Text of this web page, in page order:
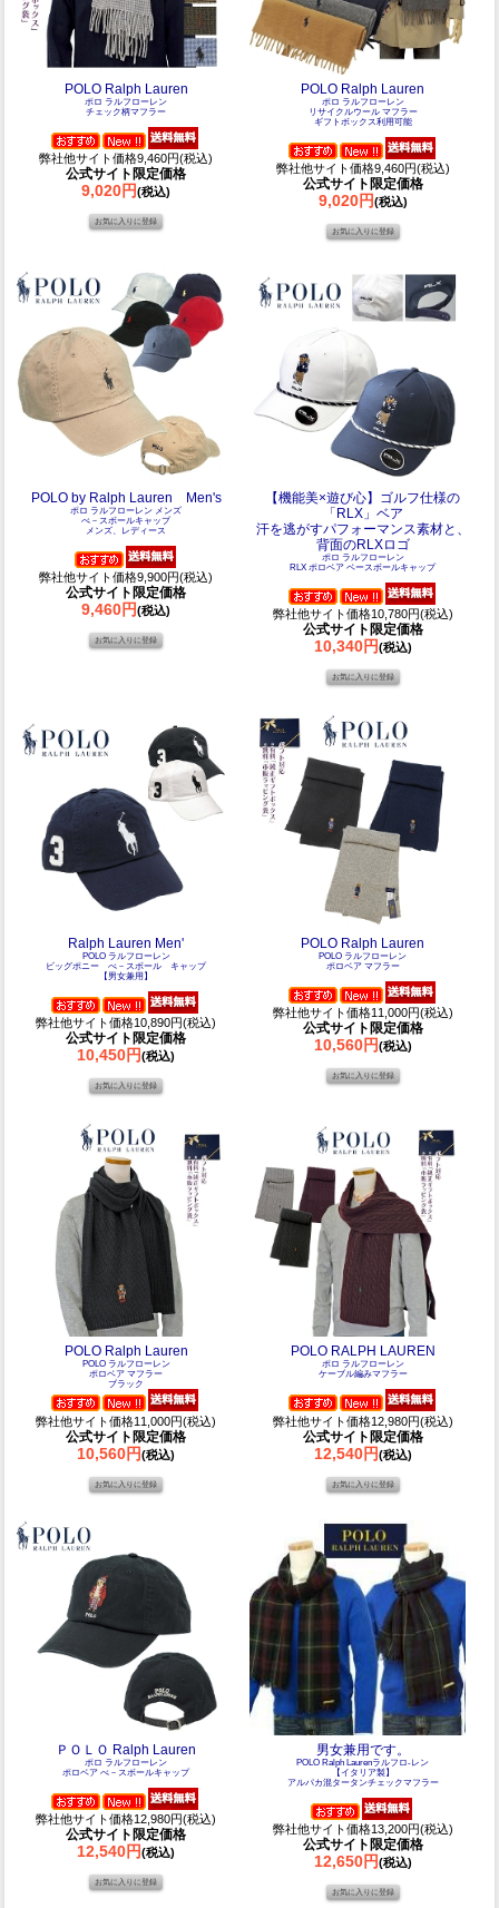
POLO Ralph Lauren
ポロ ラルフローレン
チェック柄マフラー
弊社他サイト価格9,460円(税込)
公式サイト限定価格
9,020円(税込)
POLO Ralph Lauren
ポロ ラルフローレン
リサイクルウール マフラー
ギフトボックス利用可能
弊社他サイト価格9,460円(税込)
公式サイト限定価格
9,020円(税込)
POLO by Ralph Lauren Men's
ポロ ラルフローレン メンズ
べ－スボールキャップ
メンズ、レディース
弊社他サイト価格9,900円(税込)
公式サイト限定価格
9,460円(税込)
【機能美×遊び心】ゴルフ仕様の
「RLX」ベア
汗を逃がすパフォーマンス素材と、
背面のRLXロゴ
ポロ ラルフローレン
RLX ポロベア ベースボールキャップ
弊社他サイト価格10,780円(税込)
公式サイト限定価格
10,340円(税込)
Ralph Lauren Men'
POLO ラルフローレン
ビッグポニー べ－スボール キャップ
【男女兼用】
弊社他サイト価格10,890円(税込)
公式サイト限定価格
10,450円(税込)
POLO Ralph Lauren
POLO ラルフローレン
ポロベア マフラー
弊社他サイト価格11,000円(税込)
公式サイト限定価格
10,560円(税込)
POLO Ralph Lauren
POLO ラルフローレン
ポロベア マフラー
ブラック
弊社他サイト価格11,000円(税込)
公式サイト限定価格
10,560円(税込)
POLO RALPH LAUREN
ポロ ラルフローレン
ケーブル編みマフラー
弊社他サイト価格12,980円(税込)
公式サイト限定価格
12,540円(税込)
ＰＯＬＯ Ralph Lauren
ポロ ラルフローレン
ポロベア べ－スボールキャップ
弊社他サイト価格12,980円(税込)
公式サイト限定価格
12,540円(税込)
男女兼用です。
POLO Ralph Laurenラルフロ-レン
【イタリア製】
アルパカ混タータンチェックマフラー
弊社他サイト価格13,200円(税込)
公式サイト限定価格
12,650円(税込)